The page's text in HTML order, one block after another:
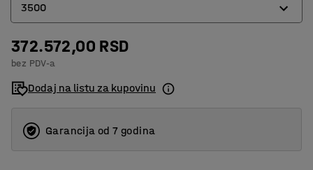
2750, 3140, 3540, 3940
3500
2500
3500
372.572,00 RSD
bez PDV-a
Dodaj na listu za kupovinu
Garancija od 7 godina